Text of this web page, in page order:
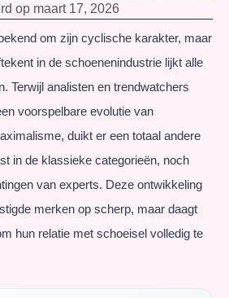
op maart 17, 2026
om zijn cyclische karakter, maar
in de schoenenindustrie lijkt alle
Terwijl analisten en trendwatchers
voorspelbare evolutie van
duikt er een totaal andere
in de klassieke categorieën, noch
van experts. Deze ontwikkeling
merken op scherp, maar daagt
hun relatie met schoeisel volledig te